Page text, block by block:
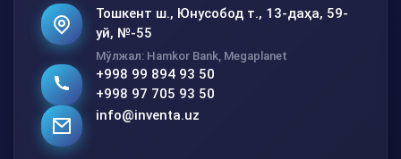
Тошкент ш., Юнусобод т., 13-даҳа, 59-
уй, №-55
Мўлжал: Hamkor Bank, Megaplanet
+998 99 894 93 50
+998 97 705 93 50
info@inventa.uz